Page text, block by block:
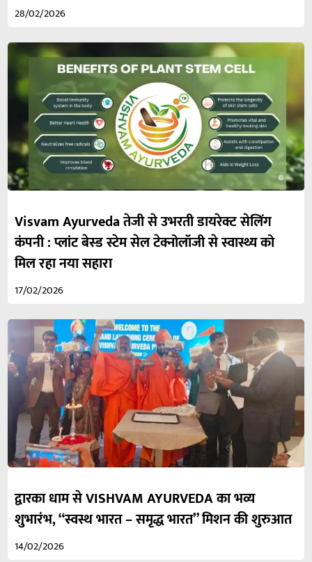
28/02/2026
Visvam Ayurveda तेजी से उभरती डायरेक्ट सेलिंग
कंपनी : प्लांट बेस्ड स्टेम सेल टेक्नोलॉजी से स्वास्थ्य को
मिल रहा नया सहारा
17/02/2026
द्वारका धाम से VISHVAM AYURVEDA का भव्य
शुभारंभ, “स्वस्थ भारत – समृद्ध भारत” मिशन की शुरुआत
14/02/2026